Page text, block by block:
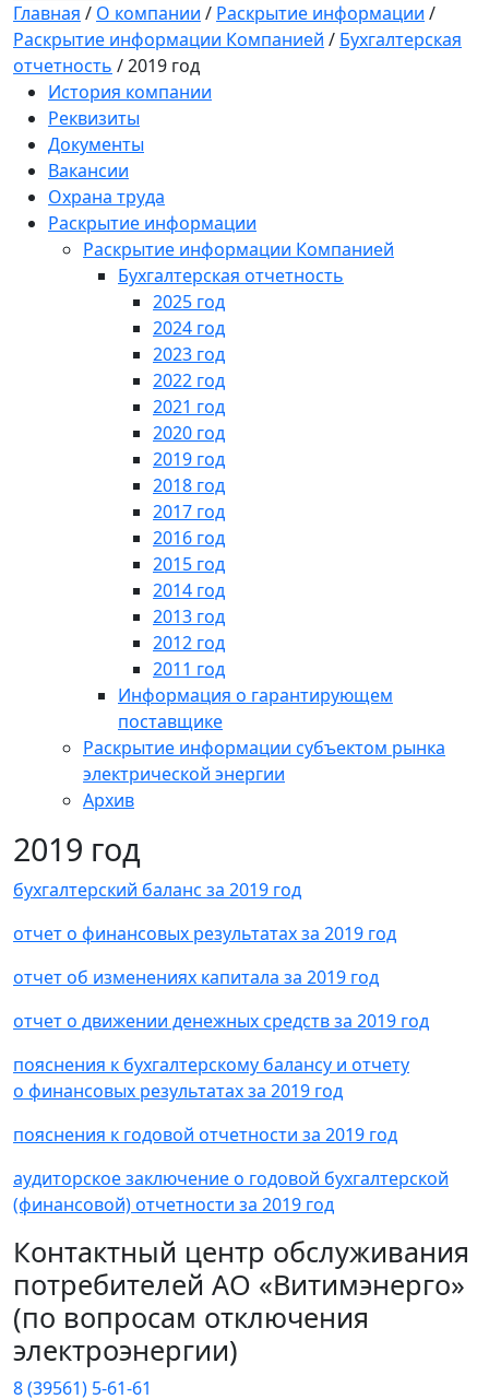
Главная / О компании / Раскрытие информации /
Раскрытие информации Компанией / Бухгалтерская
отчетность /2019 год
История компании
Реквизиты
Документы
Вакансии
Охрана труда
Раскрытие информации
Раскрытие информации Компанией
Бухгалтерская отчетность
2025 год
2024 год
2023 год
2022 год
2021 год
2020 год
2019 год
2018 год
2017 год
2016 год
2015 год
2014 год
2013 год
2012 год
2011 год
Информация о гарантирующем
поставщике
Раскрытие информации субъектом рынка
электрической энергии
Архив
2019 год
бухгалтерский баланс за 2019 год
отчет о финансовых результатах за 2019 год
отчет об изменениях капитала за 2019 год
отчет о движении денежных средств за 2019 год
пояснения к бухгалтерскому балансу и отчету
о финансовых результатах за 2019 год
пояснения к годовой отчетности за 2019 год
аудиторское заключение о годовой бухгалтерской
(финансовой) отчетности за 2019 год
Контактный центр обслуживания
потребителей АО «Витимэнерго»
(по вопросам отключения
электроэнергии)
8 (39561) 5-61-61